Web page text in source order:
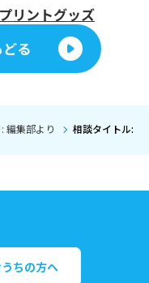
プリントグッズ
る
編集部より 相談タイトル:
ちの方へ